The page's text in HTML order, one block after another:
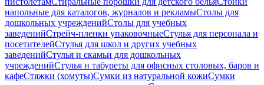
напольные для каталогов, журналов и рекламыСтолы для
дошкольных учрежденийСтолы для учебных
заведенийСтрейч-пленки упаковочныеСтулья для персонала и
посетителейСтулья для школ и других учебных
заведенийСтулья и скамьи для дошкольных
учрежденийСтулья и табуреты для офисных столовых, баров и
кафеСтяжки (хомуты)Сумки из натуральной кожиСумки